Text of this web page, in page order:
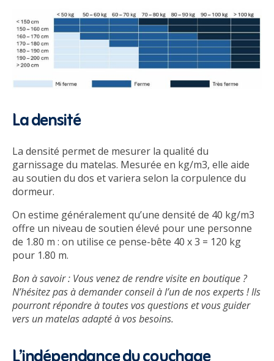
La densité
La densité permet de mesurer la qualité du
garnissage du matelas. Mesurée en kg/m3, elle aide
au soutien du dos et variera selon la corpulence du
dormeur.
On estime généralement qu’une densité de 40 kg/m3
offre un niveau de soutien élevé pour une personne
de 1.80 m : on utilise ce pense-bête 40 x 3 = 120 kg
pour 1.80 m.
Bon à savoir : Vous venez de rendre visite en boutique ?
N’hésitez pas à demander conseil à l’un de nos experts ! Ils
pourront répondre à toutes vos questions et vous guider
vers un matelas adapté à vos besoins.